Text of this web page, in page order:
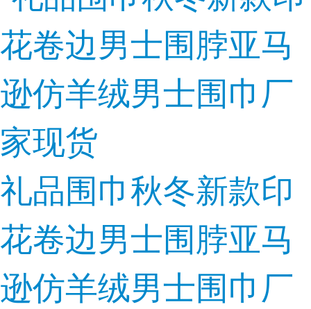
礼品围巾秋冬新款印
花卷边男士围脖亚马
逊仿羊绒男士围巾厂